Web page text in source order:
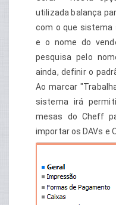
utilizada balança
com o que sistema
e o nome do
pesquisa pelo
ainda, definir o
Ao marcar
sistema irá
mesas do Cheff
importar os DAVs e